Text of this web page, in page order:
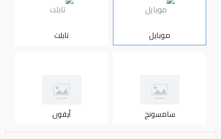
موبايل تابلت
سامسونج أيفون